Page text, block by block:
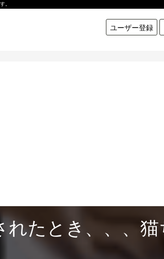
。
ユーザー登録
たとき、、、猫